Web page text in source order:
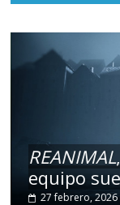
REANIMAL
equipo
27 febrero, 2026